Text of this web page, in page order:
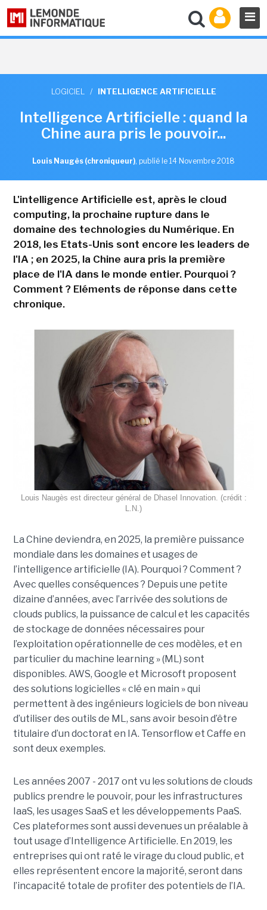
LOGICIEL / INTELLIGENCE ARTIFICIELLE
Intelligence Artificielle : quand la
Chine aura pris le pouvoir...
Louis Naugès (chroniqueur), publié le 14 Novembre 2018
L'intelligence Artificielle est, après le cloud
computing, la prochaine rupture dans le
domaine des technologies du Numérique. En
2018, les Etats-Unis sont encore les leaders de
l'IA ; en 2025, la Chine aura pris la première
place de l'IA dans le monde entier. Pourquoi ?
Comment ? Eléments de réponse dans cette
chronique.
Louis Naugès est directeur général de Dhasel Innovation. (crédit :
L.N.)
La Chine deviendra, en 2025, la première puissance
mondiale dans les domaines et usages de
l’intelligence artificielle (IA). Pourquoi ? Comment ?
Avec quelles conséquences ? Depuis une petite
dizaine d’années, avec l’arrivée des solutions de
clouds publics, la puissance de calcul et les capacités
de stockage de données nécessaires pour
l’exploitation opérationnelle de ces modèles, et en
particulier du machine learning » (ML) sont
disponibles. AWS, Google et Microsoft proposent
des solutions logicielles « clé en main » qui
permettent à des ingénieurs logiciels de bon niveau
d’utiliser des outils de ML, sans avoir besoin d’être
titulaire d’un doctorat en IA. Tensorflow et Caffe en
sont deux exemples.
Les années 2007 - 2017 ont vu les solutions de clouds
publics prendre le pouvoir, pour les infrastructures
IaaS, les usages SaaS et les développements PaaS.
Ces plateformes sont aussi devenues un préalable à
tout usage d’Intelligence Artificielle. En 2019, les
entreprises qui ont raté le virage du cloud public, et
elles représentent encore la majorité, seront dans
l’incapacité totale de profiter des potentiels de l’IA.